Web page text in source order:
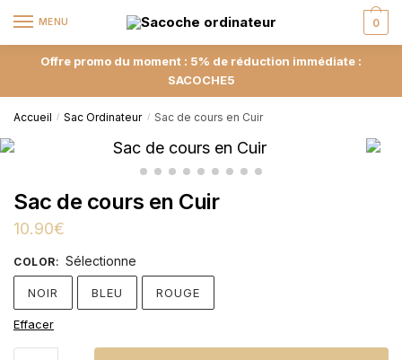
MENU 0
Offre promo du moment : 5% de réduction immédiate :
SACOCHE5
Accueil / Sac Ordinateur / Sac de cours en Cuir
Sac de cours en Cuir
10.90€
COLOR: Sélectionne
NOIR BLEU ROUGE
Effacer